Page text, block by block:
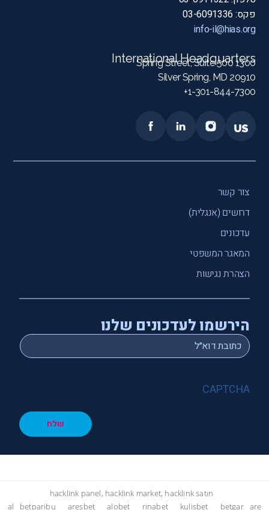
פקס: 03-6091336
info-il@hias.org
International Headquarters
1300 Spring Street, Suite 500
Silver Spring, MD 20910
1-301-844-7300+
צור קשר
דרושים (אנגלית)
עדכונים
המאגר המשפטי
הצהרת נגישות
הירשמו לעדכונים שלנו
Email
*
CAPTCHA
שלח
hacklink panel, hacklink market, hacklink satın
al
betparibu aresbet alobet rinabet kulisbet betgar are